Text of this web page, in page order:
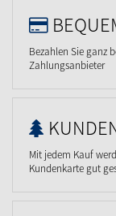
Bezahlen Sie ganz
Zahlungsanbieter
Mit jedem Kauf
Kundenkarte gut